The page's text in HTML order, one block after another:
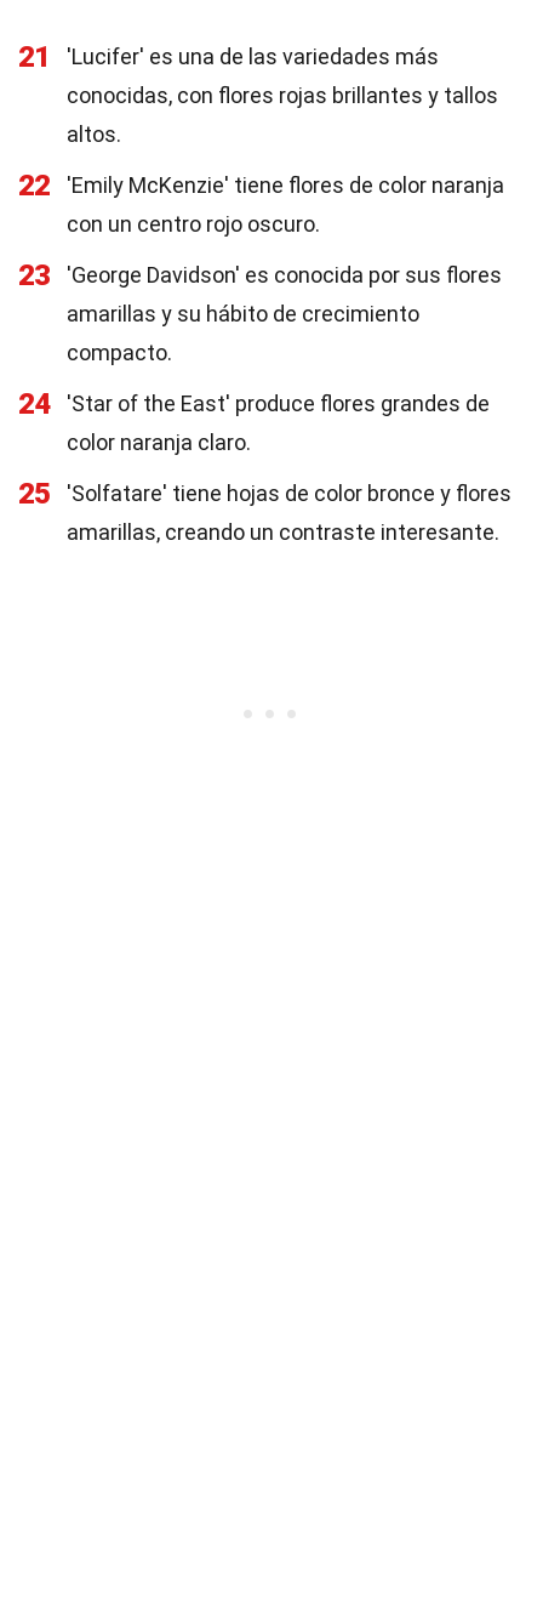
21
'Lucifer' es una de las variedades más
conocidas, con flores rojas brillantes y tallos
altos.
22
'Emily McKenzie' tiene flores de color naranja
con un centro rojo oscuro.
23
'George Davidson' es conocida por sus flores
amarillas y su hábito de crecimiento
compacto.
24
'Star of the East' produce flores grandes de
color naranja claro.
25
'Solfatare' tiene hojas de color bronce y flores
amarillas, creando un contraste interesante.